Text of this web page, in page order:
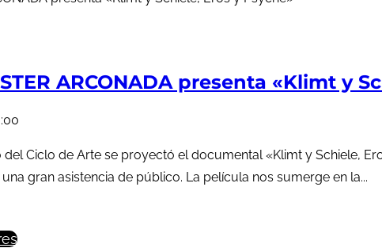
ARCONADA presenta «Klimt y
del Ciclo de Arte se proyectó el documental «Klimt y Schiele,
gran asistencia de público. La película nos sumerge en la...